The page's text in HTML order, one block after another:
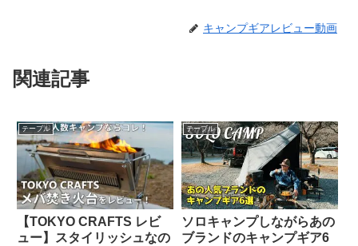
キャンプギアレビュー動画
関連記事
テーブル
【TOKYO CRAFTS レビ
ュー】スタイリッシュなの
テーブル
ソロキャンプしながらあの
ブランドのキャンプギア6